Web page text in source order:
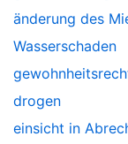
änderung des
Wasserschaden
drogen
einsicht in